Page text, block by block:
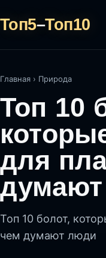
Топ5–Топ10
Главная › Природа
Топ 10
для
Топ 10 болот,
чем думают люди